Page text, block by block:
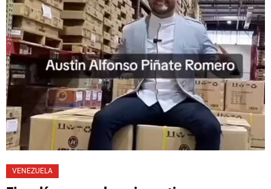
VENEZUELA